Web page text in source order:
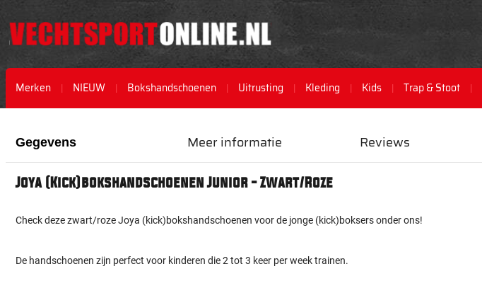
Merken NIEUW Bokshandschoenen Uitrusting Kleding Kids Trap & Stoot
het
van
de
gallerij
het
van
de
gallerij
Gegevens
Joya (Kick)bokshandschoenen Junior - Zwart/Roze
Check deze zwart/roze Joya (kick)bokshandschoenen voor de jonge (kick)boksers onder ons!
De handschoenen zijn perfect voor kinderen die 2 tot 3 keer per week trainen.
Meer informatie Reviews